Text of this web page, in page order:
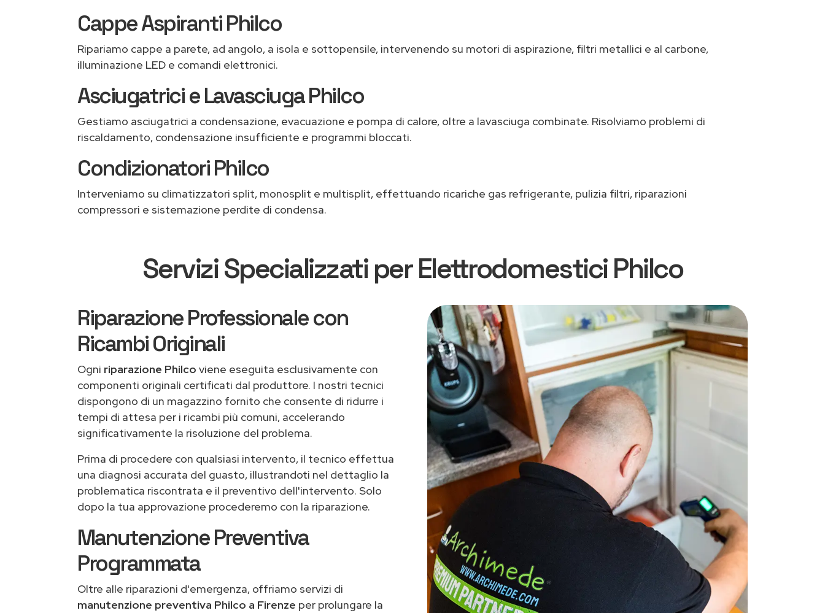
Cappe Aspiranti Philco
Ripariamo cappe a parete, ad angolo, a isola e sottopensile, intervenendo su motori di aspirazione, filtri metallici e al carbone,
illuminazione LED e comandi elettronici.
Asciugatrici e Lavasciuga Philco
Gestiamo asciugatrici a condensazione, evacuazione e pompa di calore, oltre a lavasciuga combinate. Risolviamo problemi di
riscaldamento, condensazione insufficiente e programmi bloccati.
Condizionatori Philco
Interveniamo su climatizzatori split, monosplit e multisplit, effettuando ricariche gas refrigerante, pulizia filtri, riparazioni
compressori e sistemazione perdite di condensa.
Servizi Specializzati per Elettrodomestici Philco
Riparazione Professionale con
Ricambi Originali
Ogni riparazione Philco viene eseguita esclusivamente con
componenti originali certificati dal produttore. I nostri tecnici
dispongono di un magazzino fornito che consente di ridurre i
tempi di attesa per i ricambi più comuni, accelerando
significativamente la risoluzione del problema.
Prima di procedere con qualsiasi intervento, il tecnico effettua
una diagnosi accurata del guasto, illustrandoti nel dettaglio la
problematica riscontrata e il preventivo dell'intervento. Solo
dopo la tua approvazione procederemo con la riparazione.
Manutenzione Preventiva
Programmata
Oltre alle riparazioni d'emergenza, offriamo servizi di
manutenzione preventiva Philco a Firenze per prolungare la